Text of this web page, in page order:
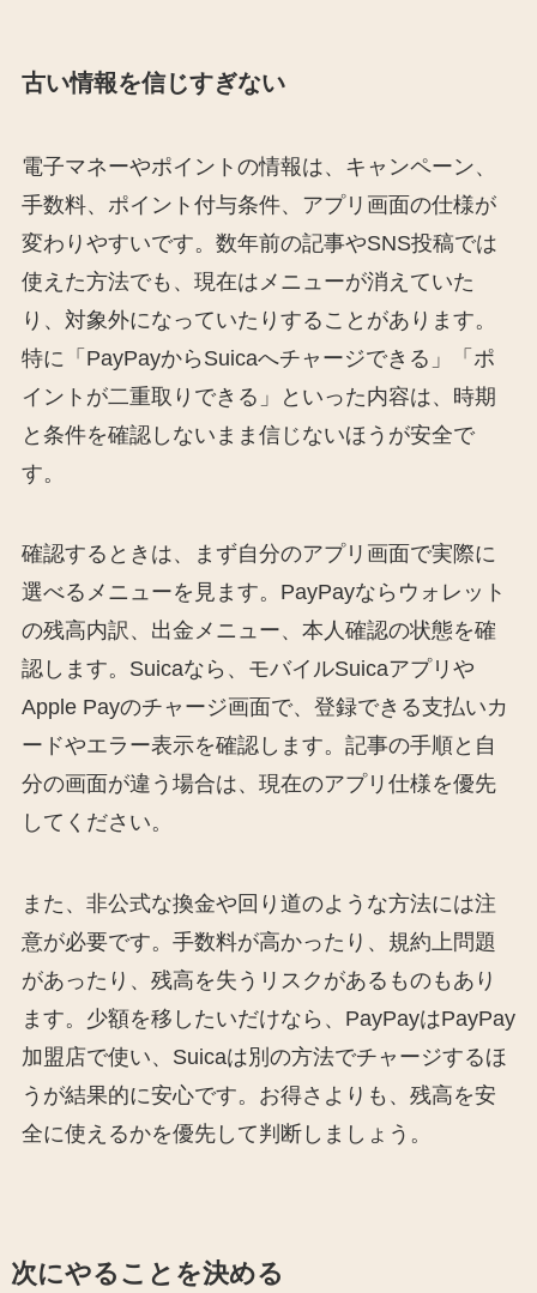
古い情報を信じすぎない
電子マネーやポイントの情報は、キャンペーン、
手数料、ポイント付与条件、アプリ画面の仕様が
変わりやすいです。数年前の記事やSNS投稿では
使えた方法でも、現在はメニューが消えていた
り、対象外になっていたりすることがあります。
特に「PayPayからSuicaへチャージできる」「ポ
イントが二重取りできる」といった内容は、時期
と条件を確認しないまま信じないほうが安全で
す。
確認するときは、まず自分のアプリ画面で実際に
選べるメニューを見ます。PayPayならウォレット
の残高内訳、出金メニュー、本人確認の状態を確
認します。Suicaなら、モバイルSuicaアプリや
Apple Payのチャージ画面で、登録できる支払いカ
ードやエラー表示を確認します。記事の手順と自
分の画面が違う場合は、現在のアプリ仕様を優先
してください。
また、非公式な換金や回り道のような方法には注
意が必要です。手数料が高かったり、規約上問題
があったり、残高を失うリスクがあるものもあり
ます。少額を移したいだけなら、PayPayはPayPay
加盟店で使い、Suicaは別の方法でチャージするほ
うが結果的に安心です。お得さよりも、残高を安
全に使えるかを優先して判断しましょう。
次にやることを決める